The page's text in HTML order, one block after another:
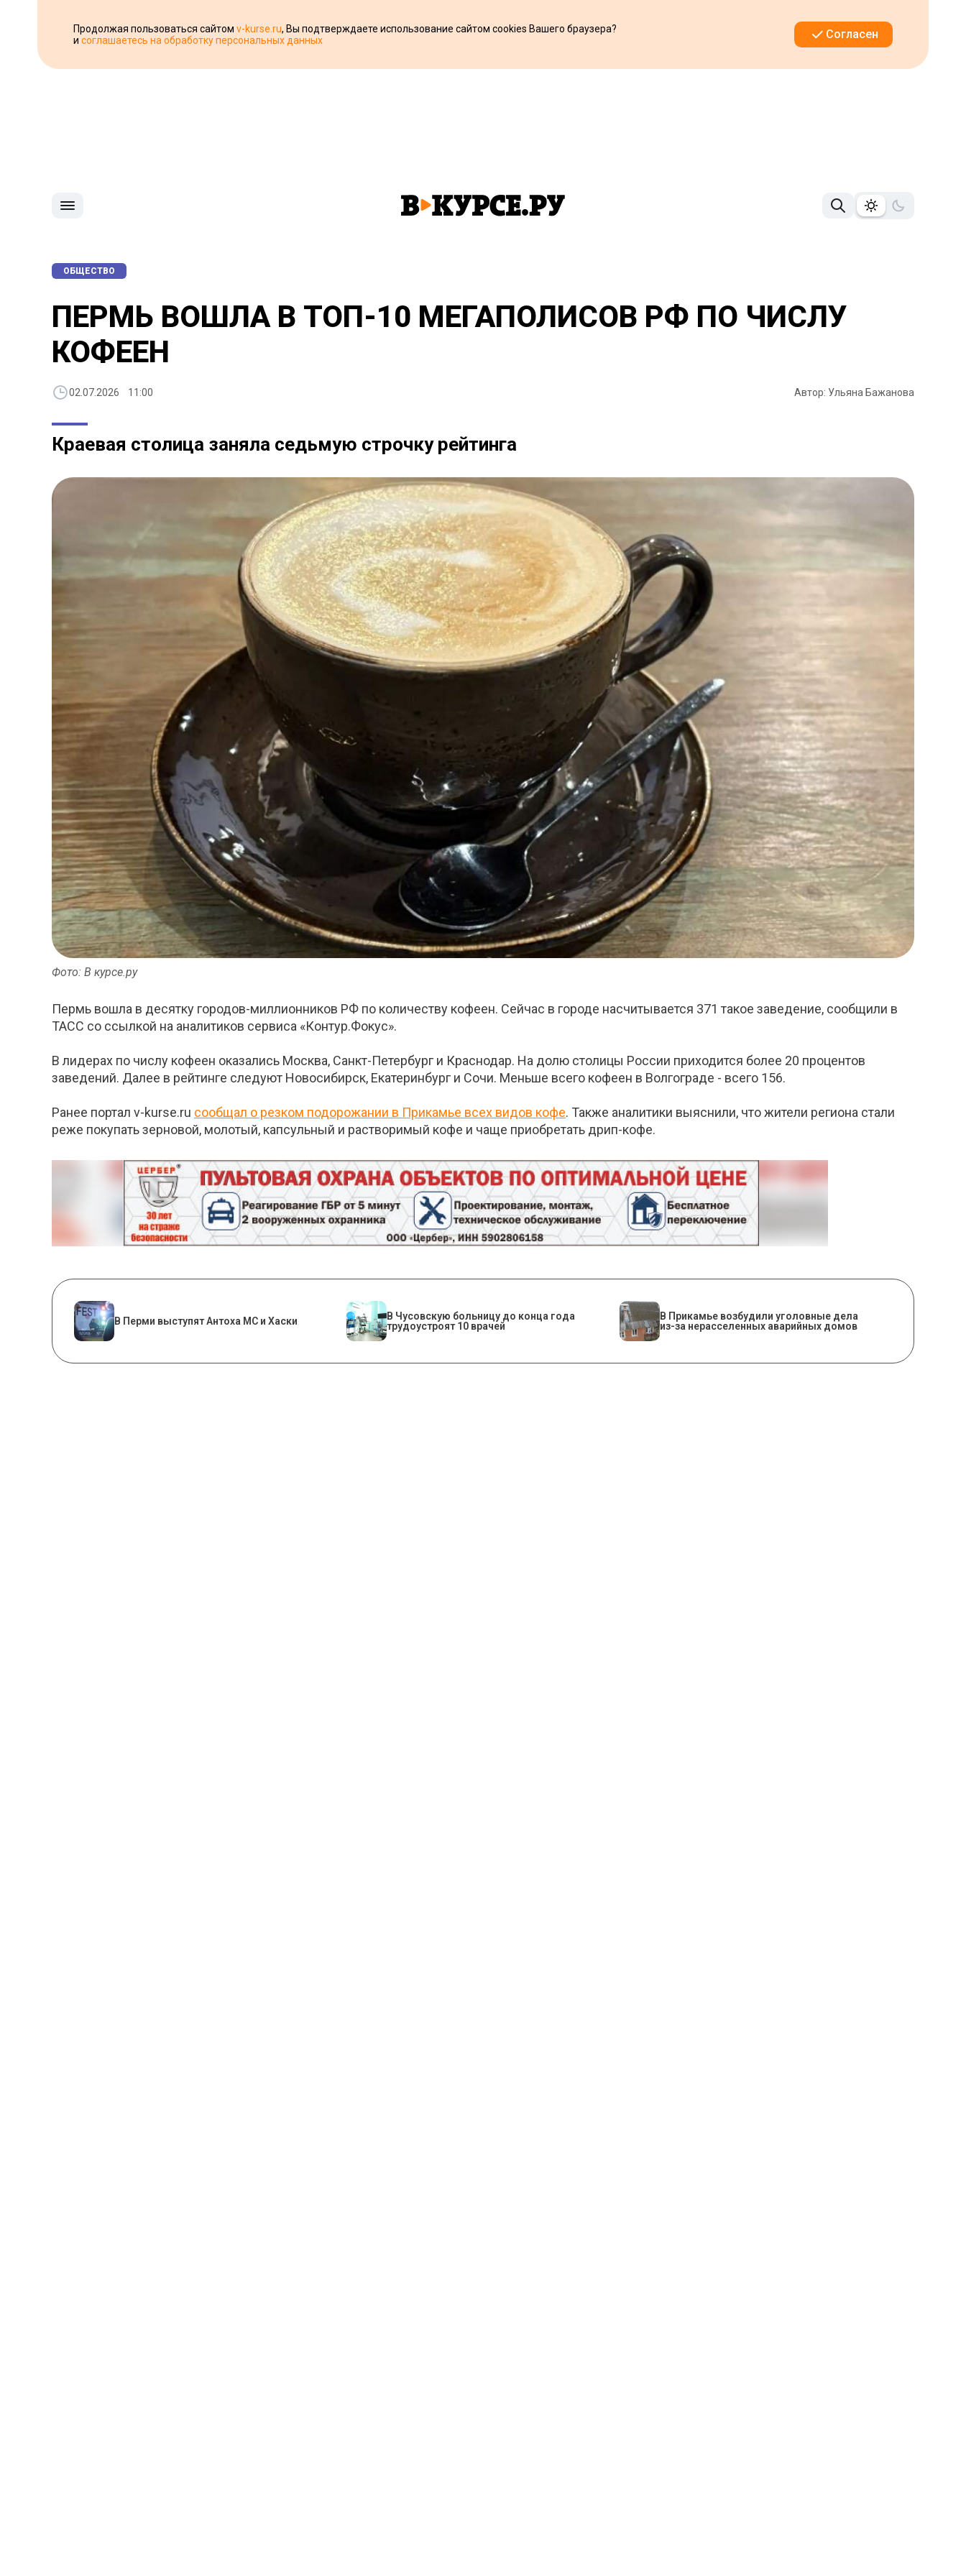
Продолжая пользоваться сайтом v-kurse.ru, Вы подтверждаете использование сайтом cookies Вашего браузера?
и соглашаетесь на обработку персональных данных Согласен
ОБЩЕСТВО
ПЕРМЬ ВОШЛА В ТОП-10 МЕГАПОЛИСОВ РФ ПО ЧИСЛУ
КОФЕЕН
02.07.2026 11:00 Автор: Ульяна Бажанова
Краевая столица заняла седьмую строчку рейтинга
Фото: В курсе.ру
Пермь вошла в десятку городов-миллионников РФ по количеству кофеен. Сейчас в городе насчитывается 371 такое заведение, сообщили в
ТАСС со ссылкой на аналитиков сервиса «Контур.Фокус».
В лидерах по числу кофеен оказались Москва, Санкт-Петербург и Краснодар. На долю столицы России приходится более 20 процентов
заведений. Далее в рейтинге следуют Новосибирск, Екатеринбург и Сочи. Меньше всего кофеен в Волгограде - всего 156.
Ранее портал v-kurse.ru сообщал о резком подорожании в Прикамье всех видов кофе. Также аналитики выяснили, что жители региона стали
реже покупать зерновой, молотый, капсульный и растворимый кофе и чаще приобретать дрип-кофе.
В Перми выступят Антоха МС и Хаски
В Чусовскую больницу до конца года
трудоустроят 10 врачей
В Прикамье возбудили уголовные дела
из-за нерасселенных аварийных домов